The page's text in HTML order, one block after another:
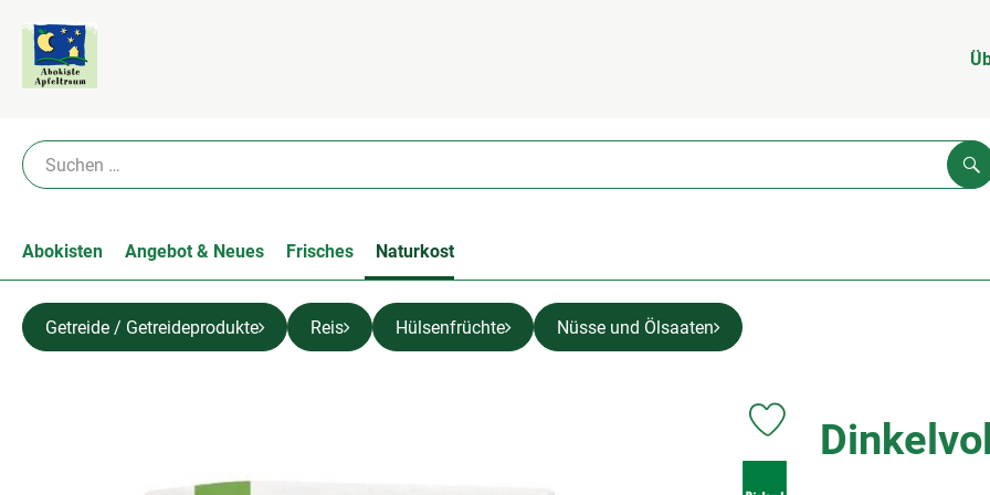
Abokisten Angebot & Neues Frisches Naturkost
Getreide / Getreideprodukte Reis Hülsenfrüchte Nüsse und Ölsaaten
Produkt zu Favouriten hinzufügen